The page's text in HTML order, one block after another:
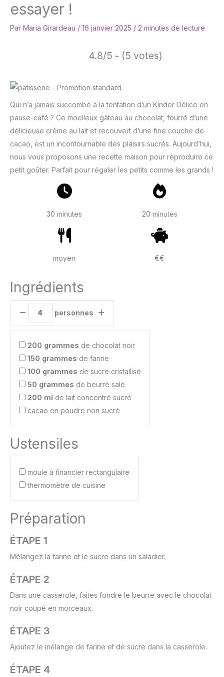
essayer !
Par Maria Girardeau / 16 janvier 2025 / 2 minutes de lecture
4.8/5 - (5 votes)
Qui n’a jamais succombé à la tentation d’un Kinder Délice en
pause-café ? Ce moelleux gâteau au chocolat, fourré d’une
délicieuse crème au lait et recouvert d’une fine couche de
cacao, est un incontournable des plaisirs sucrés. Aujourd’hui,
nous vous proposons une recette maison pour reproduire ce
petit goûter. Parfait pour régaler les petits comme les grands !
30 minutes 20 minutes
moyen €€
Ingrédients
personnes
200 grammes de chocolat noir
150 grammes de farine
100 grammes de sucre cristallisé
50 grammes de beurre salé
200 ml de lait concentré sucré
cacao en poudre non sucré
Ustensiles
moule à financier rectangulaire
thermomètre de cuisine
Préparation
ÉTAPE 1
Mélangez la farine et le sucre dans un saladier.
ÉTAPE 2
Dans une casserole, faites fondre le beurre avec le chocolat
noir coupé en morceaux.
ÉTAPE 3
Ajoutez le mélange de farine et de sucre dans la casserole.
ÉTAPE 4